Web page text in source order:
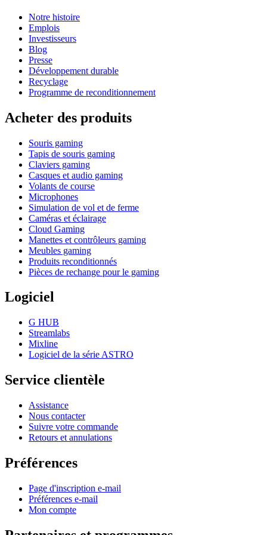
Notre histoire
Emplois
Investisseurs
Blog
Presse
Développement durable
Recyclage
Programme de reconditionnement
Acheter des produits
Souris gaming
Tapis de souris gaming
Claviers gaming
Casques et audio gaming
Volants de course
Microphones
Simulation de vol et de ferme
Caméras et éclairage
Cloud Gaming
Manettes et contrôleurs gaming
Meubles gaming
Produits reconditionnés
Pièces de rechange pour le gaming
Logiciel
G HUB
Streamlabs
Mixline
Logiciel de la série ASTRO
Service clientèle
Assistance
Nous contacter
Suivre votre commande
Retours et annulations
Préférences
Page d'inscription e-mail
Préférences e-mail
Mon compte